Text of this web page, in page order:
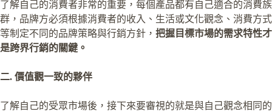
了解自己的消費者非常的重要，每個產品都有自己適合的消費族
群，品牌方必須根據消費者的收入、生活或文化觀念、消費方式
等制定不同的品牌策略與行銷方針， 把握目標市場的需求特性才
是跨界行銷的關鍵。
二. 價值觀一致的夥伴
了解自己的受眾市場後，接下來要審視的就是與自己觀念相同的